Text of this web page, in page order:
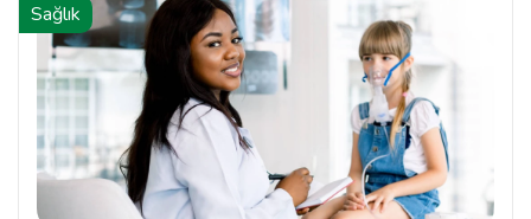
Sağlık